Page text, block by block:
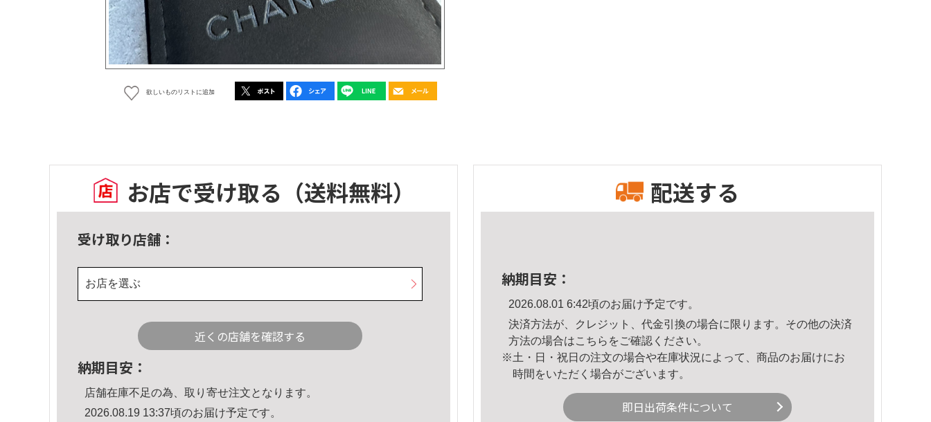
欲しいものリストに追加
お店で受け取る （送料無料）
受け取り店舗：
お店を選ぶ
近くの店舗を確認する
納期目安：
店舗在庫不足の為、取り寄せ注文となります。
2026.08.19 13:37頃のお届け予定です。
配送する
納期目安：
2026.08.01 6:42頃のお届け予定です。
決済方法が、クレジット、代金引換の場合に限ります。その他の決済
方法の場合はこちら をご確認ください。
※土・日・祝日の注文の場合や在庫状況によって、商品のお届けにお
時間をいただく場合がございます。
即日出荷条件について